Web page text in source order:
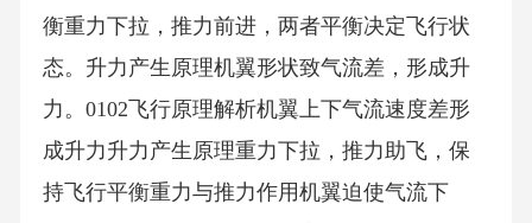
衡重力下拉，推力前进，两者平衡决定飞行状
态。升力产生原理机翼形状致气流差，形成升
力。0102飞行原理解析机翼上下气流速度差形
成升力升力产生原理重力下拉，推力助飞，保
持飞行平衡重力与推力作用机翼迫使气流下